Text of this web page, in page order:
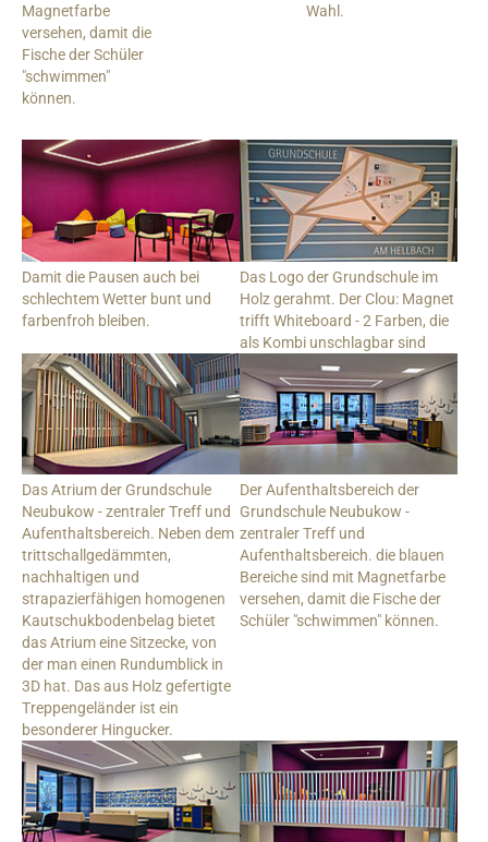
Magnetfarbe
versehen, damit die
Fische der Schüler
"schwimmen"
können.
Wahl.
Damit die Pausen auch bei
schlechtem Wetter bunt und
farbenfroh bleiben.
Das Logo der Grundschule im
Holz gerahmt. Der Clou: Magnet
trifft Whiteboard - 2 Farben, die
als Kombi unschlagbar sind
Das Atrium der Grundschule
Neubukow - zentraler Treff und
Aufenthaltsbereich. Neben dem
trittschallgedämmten,
nachhaltigen und
strapazierfähigen homogenen
Kautschukbodenbelag bietet
das Atrium eine Sitzecke, von
der man einen Rundumblick in
3D hat. Das aus Holz gefertigte
Treppengeländer ist ein
besonderer Hingucker.
Der Aufenthaltsbereich der
Grundschule Neubukow -
zentraler Treff und
Aufenthaltsbereich. die blauen
Bereiche sind mit Magnetfarbe
versehen, damit die Fische der
Schüler "schwimmen" können.